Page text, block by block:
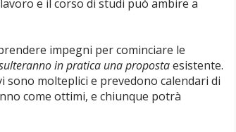
e il corso di studi può ambire a
impegni per cominciare le
in pratica una propostaesistente.
sono molteplici e prevedono calendari di
come ottimi, e chiunque potrà